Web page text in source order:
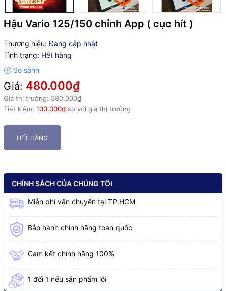
Hậu Vario 125/150 chỉnh App ( cục hít )
Thương hiệu: Đang cập nhật
Tình trạng: Hết hàng
Giá: 480.000₫
Giá thị trường: 580.000₫
Tiết kiệm: 100.000₫ so với giá thị trường
HẾT HÀNG
CHÍNH SÁCH CỦA CHÚNG TÔI
Miễn phí vận chuyển tại TP.HCM
Bảo hành chính hãng toàn quốc
Cam kết chính hãng 100%
1 đổi 1 nếu sản phẩm lỗi